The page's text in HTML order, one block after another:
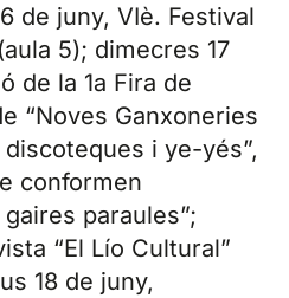
de juny, VIè. Festival
5); dimecres 17
de la 1a Fira de
“Noves Ganxoneries
i ye-yés”,
conformen
paraules”;
“El Lío Cultural”
18 de juny,